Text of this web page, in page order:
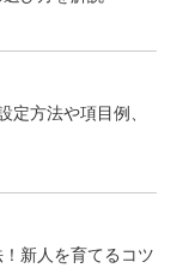
定方法や項目例、
新人を育てるコツ